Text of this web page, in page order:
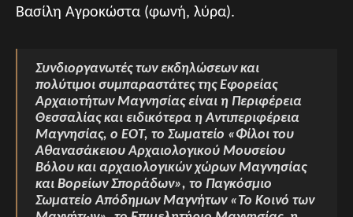
Βασίλη Αγροκώστα (φωνή, λύρα).
Συνδιοργανωτές των εκδηλώσεων και
πολύτιμοι συμπαραστάτες της Εφορείας
Αρχαιοτήτων Μαγνησίας είναι η Περιφέρεια
Θεσσαλίας και ειδικότερα η Αντιπεριφέρεια
Μαγνησίας, ο ΕΟΤ, το Σωματείο «Φίλοι του
Αθανασάκειου Αρχαιολογικού Μουσείου
Βόλου και αρχαιολογικών χώρων Μαγνησίας
και Βορείων Σποράδων», το Παγκόσμιο
Σωματείο Απόδημων Μαγνήτων «Το Κοινό των